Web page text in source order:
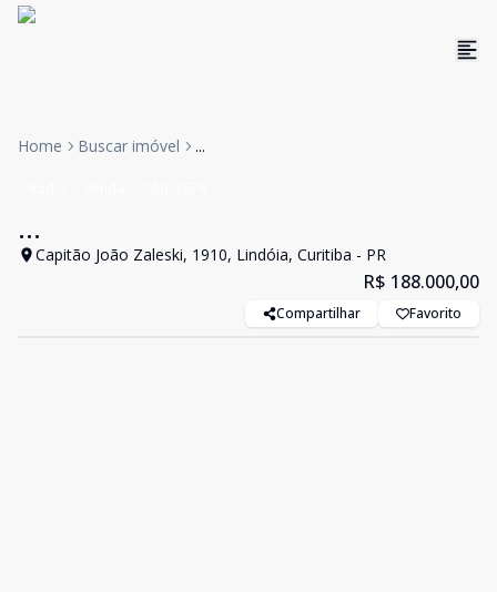
Home Buscar imóvel ...
...
Capitão João Zaleski, 1910, Lindóia, Curitiba - PR
R$ 188.000,00
Compartilhar Favorito